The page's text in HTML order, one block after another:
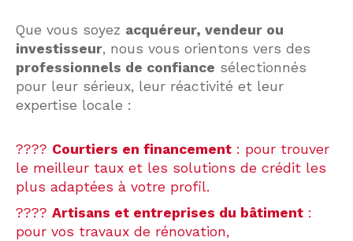
Que vous soyez acquéreur, vendeur ou
investisseur, nous vous orientons vers des
professionnels de confiance sélectionnés
pour leur sérieux, leur réactivité et leur
expertise locale :
???? Courtiers en financement : pour trouver
le meilleur taux et les solutions de crédit les
plus adaptées à votre profil.
???? Artisans et entreprises du bâtiment :
pour vos travaux de rénovation,